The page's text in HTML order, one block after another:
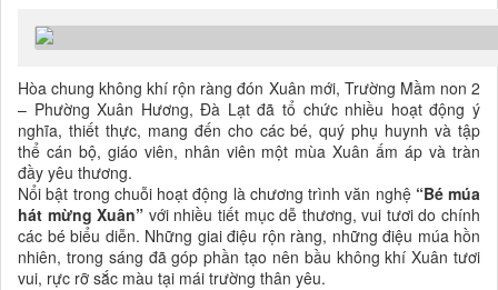
Hòa chung không khí rộn ràng đón Xuân mới, Trường Mầm non 2
– Phường Xuân Hương, Đà Lạt đã tổ chức nhiều hoạt động ý
nghĩa, thiết thực, mang đến cho các bé, quý phụ huynh và tập
thể cán bộ, giáo viên, nhân viên một mùa Xuân ấm áp và tràn
đầy yêu thương.
Nổi bật trong chuỗi hoạt động là chương trình văn nghệ “Bé múa
hát mừng Xuân” với nhiều tiết mục dễ thương, vui tươi do chính
các bé biểu diễn. Những giai điệu rộn ràng, những điệu múa hồn
nhiên, trong sáng đã góp phần tạo nên bầu không khí Xuân tươi
vui, rực rỡ sắc màu tại mái trường thân yêu.